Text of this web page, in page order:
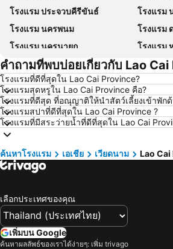
โรงแรม ประจวบคีรีขันธ์
โรงแรม
โรงแรม นครพนม
โรงแรม
โรงแรม นครนายก
โรงแรม
โรงแรม เกาะล้าน
โรงแรม
โรงแรม ระยอง
โรงแรม
โรงแรม สระบุรี
โรงแรม
โรงแรม หาดป่าตอง
โรงแรม
โรงแรม เวียงจันทน์
โรงแรม เกาะลันตา
โรงแรม
โรงแรม ภาคตะวันออกเฉียงเหนือ
โรงแรม ทัสคานี
โรงแรม คาเมรอนไฮแลนด์
โรงแรม ลักเซมเบิร์ก
คำถามที่พบบ่อยเกี่ยวกับ Lao
โรงแรมที่ดีที่สุดใน Lao Cai Province?
โรงแรมสุดหรูใน Lao Cai Province คือ?
โรงแรมที่ดีสุด ที่อณุญาติให้นำสัตว์เลี้ยงเข้าพักด้
โรงแรมสปาที่ดีที่สุดใน Lao Cai Province ?
โรงแรมที่มีสระว่ายน้ำที่ดีที่สุดใน Lao Cai
ค้นหาโรงแรม เอเชีย เวียดนาม Lao
เลือกประเทศของคุณ
เพิ่มบน Google
ค้นหาผลลัพธ์ของเราได้ง่ายๆ: เพิ่ม trivago